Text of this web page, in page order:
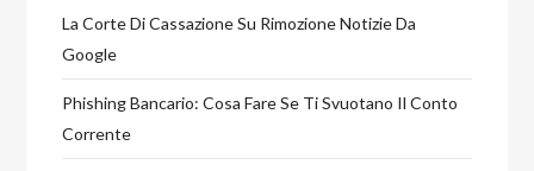
La Corte Di Cassazione Su Rimozione Notizie Da
Google
Phishing Bancario: Cosa Fare Se Ti Svuotano Il Conto
Corrente